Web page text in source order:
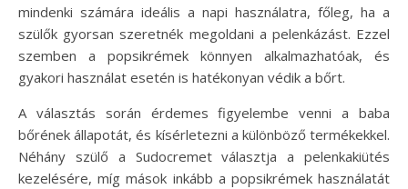
mindenki számára ideális a napi használatra, főleg, ha a
szülők gyorsan szeretnék megoldani a pelenkázást. Ezzel
szemben a popsikrémek könnyen alkalmazhatóak, és
gyakori használat esetén is hatékonyan védik a bőrt.
A választás során érdemes figyelembe venni a baba
bőrének állapotát, és kísérletezni a különböző termékekkel.
Néhány szülő a Sudocremet választja a pelenkakiütés
kezelésére, míg mások inkább a popsikrémek használatát